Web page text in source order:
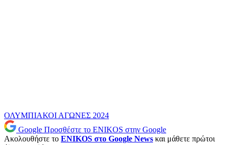
ΟΛΥΜΠΙΑΚΟΙ ΑΓΩΝΕΣ 2024
Google Προσθέστε το ENIKOS στην Google
Ακολουθήστε το ENIKOS στο Google News και μάθετε πρώτοι